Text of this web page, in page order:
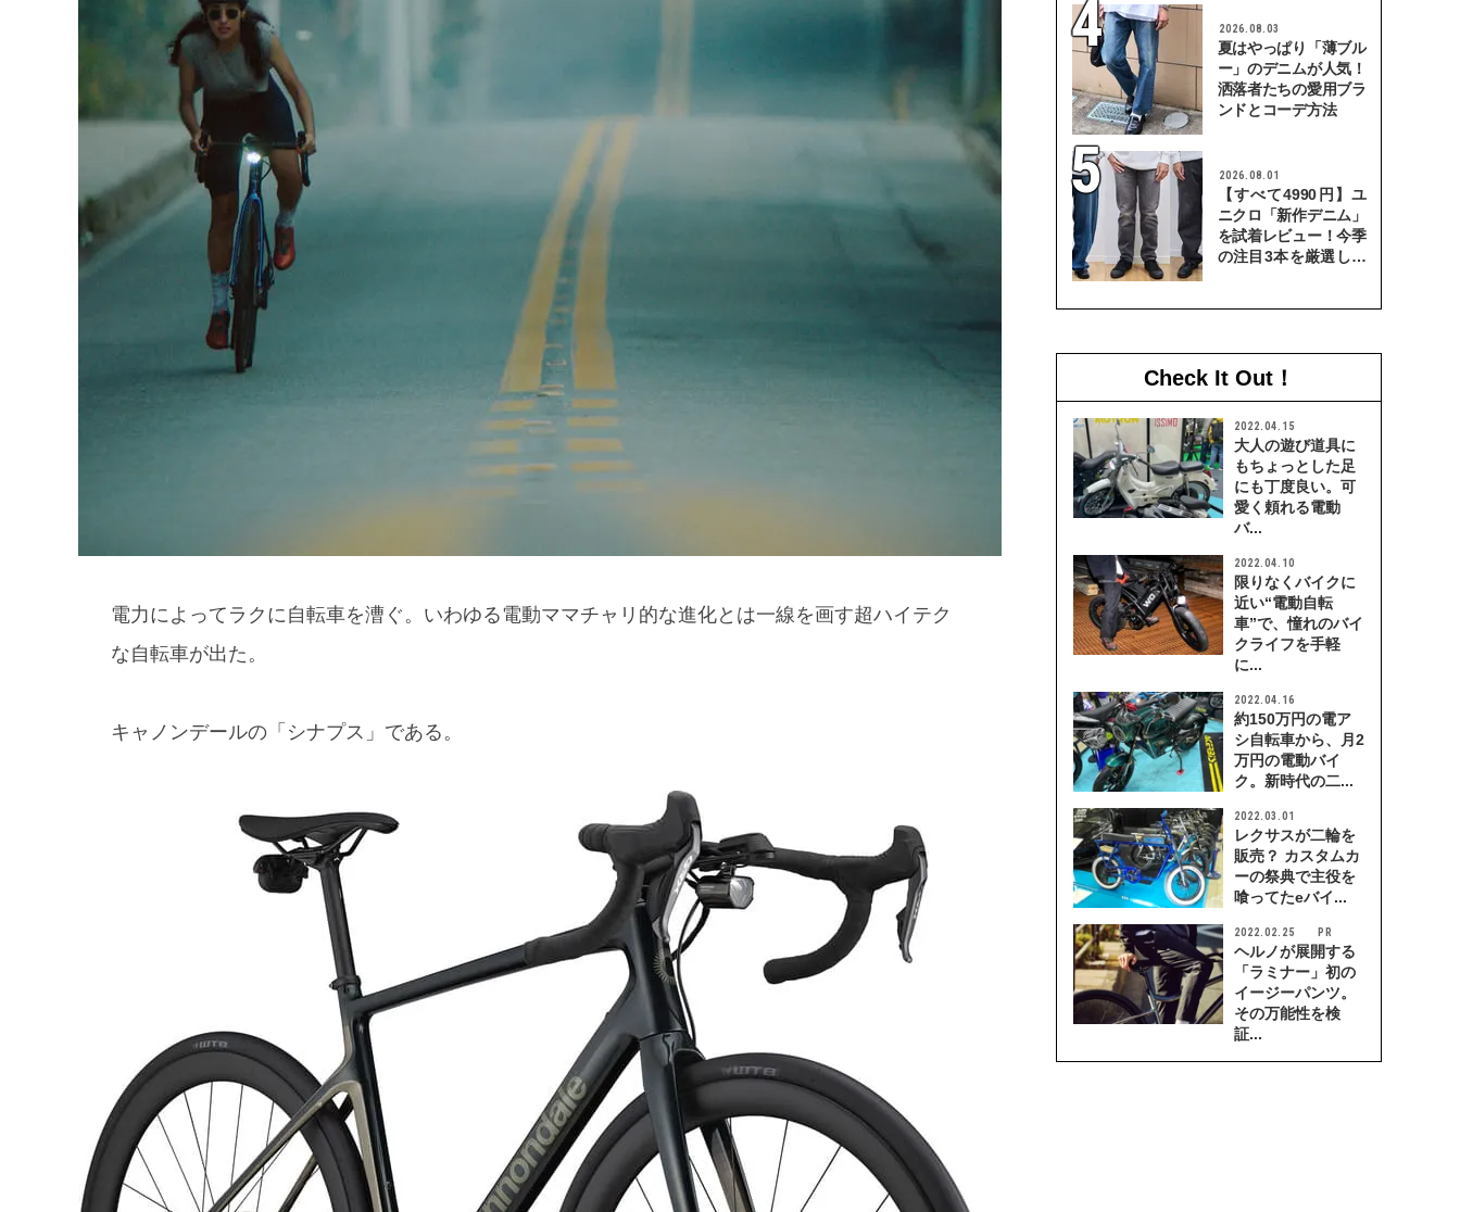
電力によってラクに自転車を漕ぐ。いわゆる電動ママチャリ的な進化とは一線を画す超ハイテク
な自転車が出た。
キャノンデールの「シナプス」である。
2026.08.03
夏はやっぱり「薄ブル
ー」のデニムが人気！
洒落者たちの愛用ブラ
ンドとコーデ方法
2026.08.01
【すべて4990円】ユ
ニクロ「新作デニム」
を試着レビュー！今季
の注目3本を厳選して
Check It Out！
2022.04.15
大人の遊び道具に
もちょっとした足
にも丁度良い。可
愛く頼れる電動
バ...
2022.04.10
限りなくバイクに
近い“電動自転
車”で、憧れのバイ
クライフを手軽
に...
2022.04.16
約150万円の電ア
シ自転車から、月2
万円の電動バイ
ク。新時代の二...
2022.03.01
レクサスが二輪を
販売？ カスタムカ
ーの祭典で主役を
喰ってたeバイ...
2022.02.25
ヘルノが展開する
「ラミナー」初の
イージーパンツ。
その万能性を検
証...